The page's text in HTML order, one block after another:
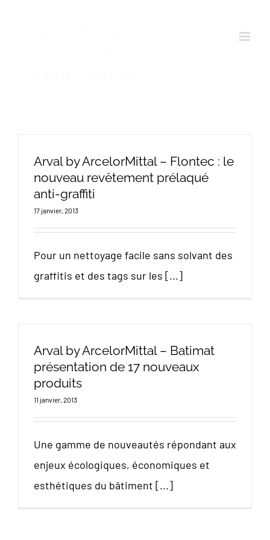
Arval by ArcelorMittal – Flontec : le
nouveau revêtement prélaqué
anti-graffiti
17 janvier, 2013
Pour un nettoyage facile sans solvant des
graffitis et des tags sur les [...]
Arval by ArcelorMittal – Batimat
présentation de 17 nouveaux
produits
11 janvier, 2013
Une gamme de nouveautés répondant aux
enjeux écologiques, économiques et
esthétiques du bâtiment [...]